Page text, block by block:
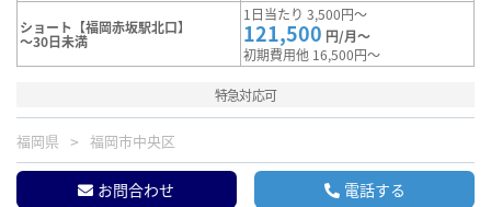
ショート【福岡赤坂駅北口】
～30日未満
1日当たり 3,500円～
121,500 円/月～
初期費用他 16,500円～
特急対応可
福岡県 福岡市中央区
お問合わせ 電話する